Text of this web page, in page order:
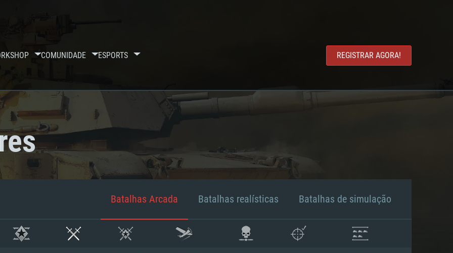
COMUNIDADE ESPORTS REGISTRAR AGORA!
Batalhas Arcada Batalhas realísticas Batalhas de simulação